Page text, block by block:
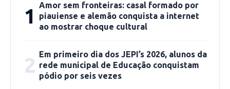
criado o perfil @don.aline,onde é publicada
diversos tipos de receitas que Aline prepara:
tortas de carne de sol e de frango, creme de
galinha, sopa, porções de arroz com creme de
galinha, arroz e lasanha, macarrão na pressão,
1
Amor sem fronteiras: casal formado por
piauiense e alemão conquista a internet
ao mostrar choque cultural
2
Em primeiro dia dos JEPI’s 2026, alunos da
rede municipal de Educação conquistam
pódio por seis vezes